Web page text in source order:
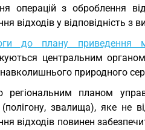
операцій з оброблення
відходів у відповідність з
до плану приведення
центральним
природного
регіональним планом
(полігону, звалища), яке не
відходів повинен